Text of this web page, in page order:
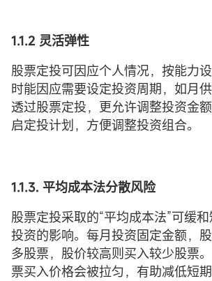
1.1.2 灵活弹性
股票定投可因应个人情况，按能力
时能因应需要设定投资周期，如月供
透过股票定投，更允许调整投资金
启定投计划，方便调整投资组合。
1.1.3. 平均成本法分散风险
股票定投采取的“平均成本法”可缓
投资的影响。每月投资固定金额，
多股票，股价较高则买入较少股票
票买入价格会被拉匀，有助减低短期